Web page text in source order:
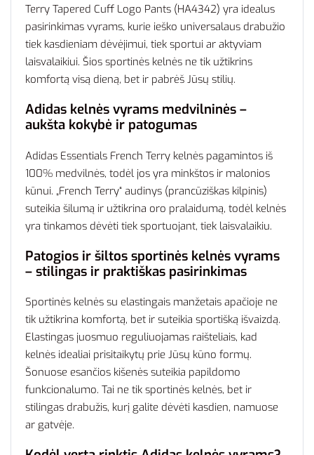
Terry Tapered Cuff Logo Pants (HA4342) yra idealus
pasirinkimas vyrams, kurie ieško universalaus drabužio
tiek kasdieniam dėvėjimui, tiek sportui ar aktyviam
laisvalaikiui. Šios sportinės kelnės ne tik užtikrins
komfortą visą dieną, bet ir pabrėš Jūsų stilių.
Adidas kelnės vyrams medvilninės –
aukšta kokybė ir patogumas
Adidas Essentials French Terry kelnės pagamintos iš
100% medvilnės, todėl jos yra minkštos ir malonios
kūnui. „French Terry“ audinys (prancūziškas kilpinis)
suteikia šilumą ir užtikrina oro pralaidumą, todėl kelnės
yra tinkamos dėvėti tiek sportuojant, tiek laisvalaikiu.
Patogios ir šiltos sportinės kelnės vyrams
– stilingas ir praktiškas pasirinkimas
Sportinės kelnės su elastingais manžetais apačioje ne
tik užtikrina komfortą, bet ir suteikia sportišką išvaizdą.
Elastingas juosmuo reguliuojamas raišteliais, kad
kelnės idealiai prisitaikytų prie Jūsų kūno formų.
Šonuose esančios kišenės suteikia papildomo
funkcionalumo. Tai ne tik sportinės kelnės, bet ir
stilingas drabužis, kurį galite dėvėti kasdien, namuose
ar gatvėje.